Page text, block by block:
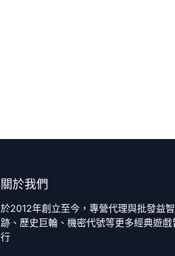
關於我們
於2012年創立至今，專營代理與批發益
跡、歷史巨輪、機密代號等更多經典遊
行